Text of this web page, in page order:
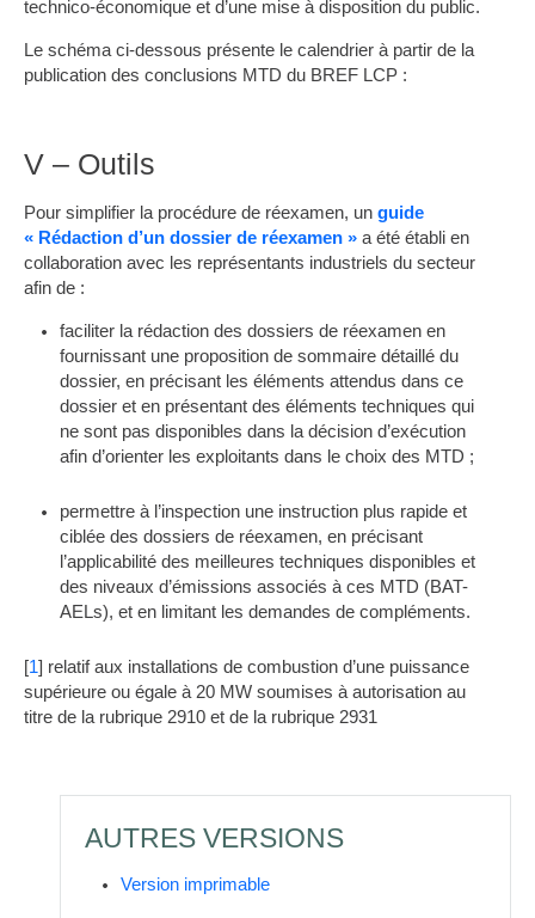
technico-économique et d’une mise à disposition du public.
Le schéma ci-dessous présente le calendrier à partir de la
publication des conclusions MTD du BREF LCP :
V – Outils
Pour simplifier la procédure de réexamen, un guide
« Rédaction d’un dossier de réexamen » a été établi en
collaboration avec les représentants industriels du secteur
afin de :
faciliter la rédaction des dossiers de réexamen en
fournissant une proposition de sommaire détaillé du
dossier, en précisant les éléments attendus dans ce
dossier et en présentant des éléments techniques qui
ne sont pas disponibles dans la décision d’exécution
afin d’orienter les exploitants dans le choix des MTD ;
permettre à l’inspection une instruction plus rapide et
ciblée des dossiers de réexamen, en précisant
l’applicabilité des meilleures techniques disponibles et
des niveaux d’émissions associés à ces MTD (BAT-
AELs), et en limitant les demandes de compléments.
[1] relatif aux installations de combustion d’une puissance
supérieure ou égale à 20 MW soumises à autorisation au
titre de la rubrique 2910 et de la rubrique 2931
AUTRES VERSIONS
Version imprimable